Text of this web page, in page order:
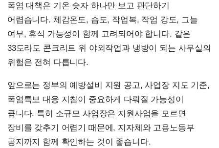
폭염 대책은 기온 숫자 하나만 보고 판단하기
어렵습니다. 체감온도, 습도, 작업복, 작업 강도, 그늘
여부, 휴식 가능성이 함께 고려되어야 합니다. 같은
33도라도 콘크리트 위 야외작업과 냉방이 되는 사무실의
위험은 전혀 다릅니다.
앞으로는 정부의 예방설비 지원 공고, 사업장 지도 기준,
폭염특보 대응 지침이 중요하게 다뤄질 가능성이
큽니다. 특히 소규모 사업장은 지원사업을 모르면
장비를 갖추기 어렵기 때문에, 지자체와 고용노동부
공지까지 함께 확인하는 것이 좋습니다.